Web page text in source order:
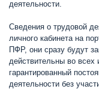
деятельности.
Сведения о трудовой
личного кабинета на
ПФР, они сразу будут
действительны во всех
гарантированный
деятельности без